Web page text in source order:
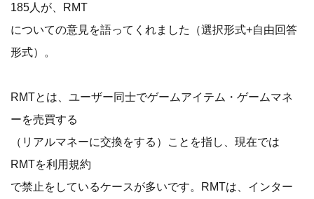
185人が、RMT
についての意見を語ってくれました（選択形式+自由回答
形式）。
RMTとは、ユーザー同士でゲームアイテム・ゲームマネ
ーを売買する
（リアルマネーに交換をする）ことを指し、現在では
RMTを利用規約
で禁止をしているケースが多いです。RMTは、インター